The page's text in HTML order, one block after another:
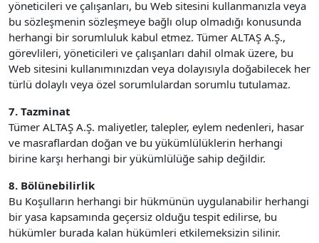
yöneticileri ve çalışanları, bu Web sitesini kullanmanızla veya
bu sözleşmenin sözleşmeye bağlı olup olmadığı konusunda
herhangi bir sorumluluk kabul etmez. Tümer ALTAŞ A.Ş.,
görevlileri, yöneticileri ve çalışanları dahil olmak üzere, bu
Web sitesini kullanımınızdan veya dolayısıyla doğabilecek her
türlü dolaylı veya özel sorumlulardan sorumlu tutulamaz.
7. Tazminat
Tümer ALTAŞ A.Ş. maliyetler, talepler, eylem nedenleri, hasar
ve masraflardan doğan ve bu yükümlülüklerin herhangi
birine karşı herhangi bir yükümlülüğe sahip değildir.
8. Bölünebilirlik
Bu Koşulların herhangi bir hükmünün uygulanabilir herhangi
bir yasa kapsamında geçersiz olduğu tespit edilirse, bu
hükümler burada kalan hükümleri etkilemeksizin silinir.